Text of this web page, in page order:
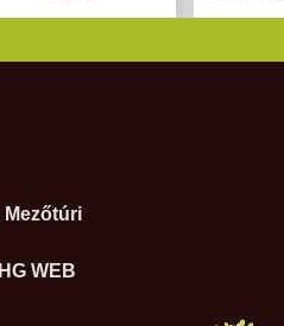
Mezőtúri
HG WEB